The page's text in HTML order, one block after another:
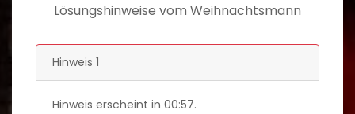
Lösungshinweise vom Weihnachtsmann
Hinweis 1
Hinweis erscheint in 00:57.